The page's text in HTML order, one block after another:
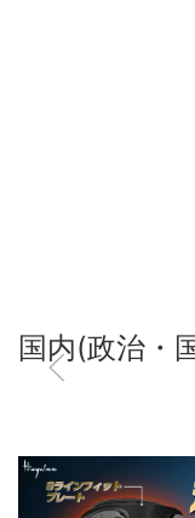
国内(政治・